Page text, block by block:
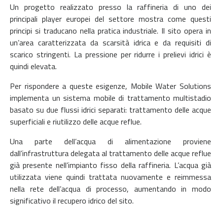
Un progetto realizzato presso la raffineria di uno dei
principali player europei del settore mostra come questi
principi si traducano nella pratica industriale. Il sito opera in
un’area caratterizzata da scarsità idrica e da requisiti di
scarico stringenti. La pressione per ridurre i prelievi idrici è
quindi elevata.
Per rispondere a queste esigenze, Mobile Water Solutions
implementa un sistema mobile di trattamento multistadio
basato su due flussi idrici separati: trattamento delle acque
superficiali e riutilizzo delle acque reflue.
Una parte dell’acqua di alimentazione proviene
dall’infrastruttura delegata al trattamento delle acque reflue
già presente nell’impianto fisso della raffineria. L’acqua già
utilizzata viene quindi trattata nuovamente e reimmessa
nella rete dell’acqua di processo, aumentando in modo
significativo il recupero idrico del sito.